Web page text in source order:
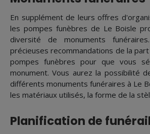
En supplément de leurs offres
les pompes funèbres de Le Boisle
diversité de monuments
précieuses recommandations de la
pompes funèbres pour que vous
monument. Vous aurez la possibilité
différents monuments funéraires à Le
les matériaux utilisés, la forme de la
Planification de